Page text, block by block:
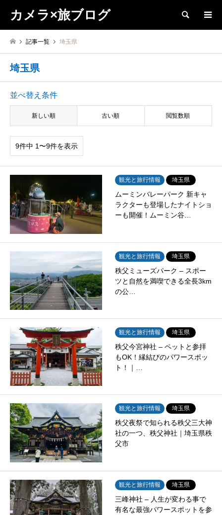
カメラ×旅ブログ 検索
記事一覧 埼玉県
埼玉県
並べ替え条件
新しい順 古い順 閲覧数順
9件中 1〜9件を表示
観光と旅行情報 埼玉県
ムーミンバレーパーク 新キャ
ラクターも登場したナイトショ
ーも開催！ムーミン谷…
観光と旅行情報 埼玉県
秩父ミューズパーク – スポー
ツと自然を満喫できる全長3km
の公…
観光と旅行情報 埼玉県
秩父今宮神社 – ペットと参拝
もOK！縁結びのパワースポッ
ト！｜…
観光と旅行情報 埼玉県
秩父夜祭で知られる秩父三大神
社の一つ、秩父神社｜埼玉県秩
父市
観光と旅行情報 埼玉県
三峰神社 – 人生が変わる事で
有名な最強パワースポットを参